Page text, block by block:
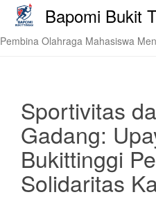
Bapomi Bukit
Pembina Olahraga Mahasiswa
Sportivitas
Gadang:
Bukittinggi
Solidaritas